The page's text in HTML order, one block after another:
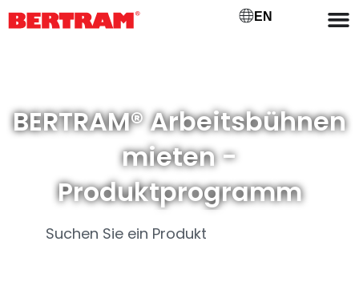
EN
BERTRAM® Arbeitsbühnen
mieten -
Produktprogramm